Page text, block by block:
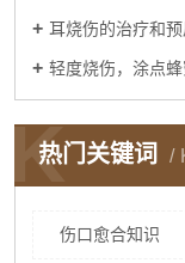
耳烧伤的治疗和
轻度烧伤，涂点蜂
热门关键词
K
伤口愈合知识